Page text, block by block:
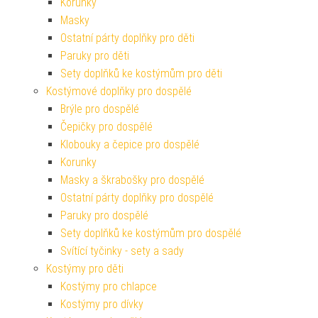
Masky
Ostatní párty doplňky pro děti
Paruky pro děti
Sety doplňků ke kostýmům pro děti
Kostýmové doplňky pro dospělé
Brýle pro dospělé
Čepičky pro dospělé
Klobouky a čepice pro dospělé
Korunky
Masky a škrabošky pro dospělé
Ostatní párty doplňky pro dospělé
Paruky pro dospělé
Sety doplňků ke kostýmům pro dospělé
Svítící tyčinky - sety a sady
Kostýmy pro děti
Kostýmy pro chlapce
Kostýmy pro dívky